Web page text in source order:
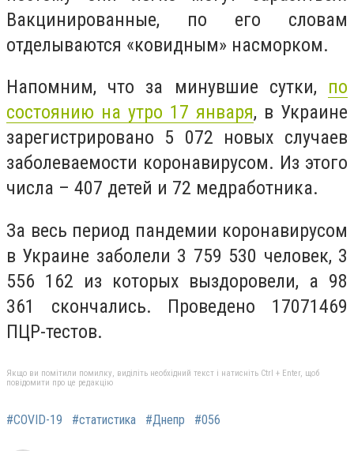
Вакцинированные, по его словам
отделываются «ковидным» насморком.
Напомним, что за минувшие сутки, по
состоянию на утро 17 января, в Украине
зарегистрировано 5 072 новых случаев
заболеваемости коронавирусом. Из этого
числа – 407 детей и 72 медработника.
За весь период пандемии коронавирусом
в Украине заболели 3 759 530 человек, 3
556 162 из которых выздоровели, а 98
361 скончались. Проведено 17071469
ПЦР-тестов.
Якщо ви помітили помилку, виділіть необхідний текст і натисніть Ctrl + Enter, щоб
повідомити про це редакцію
#COVID-19 #статистика #Днепр #056